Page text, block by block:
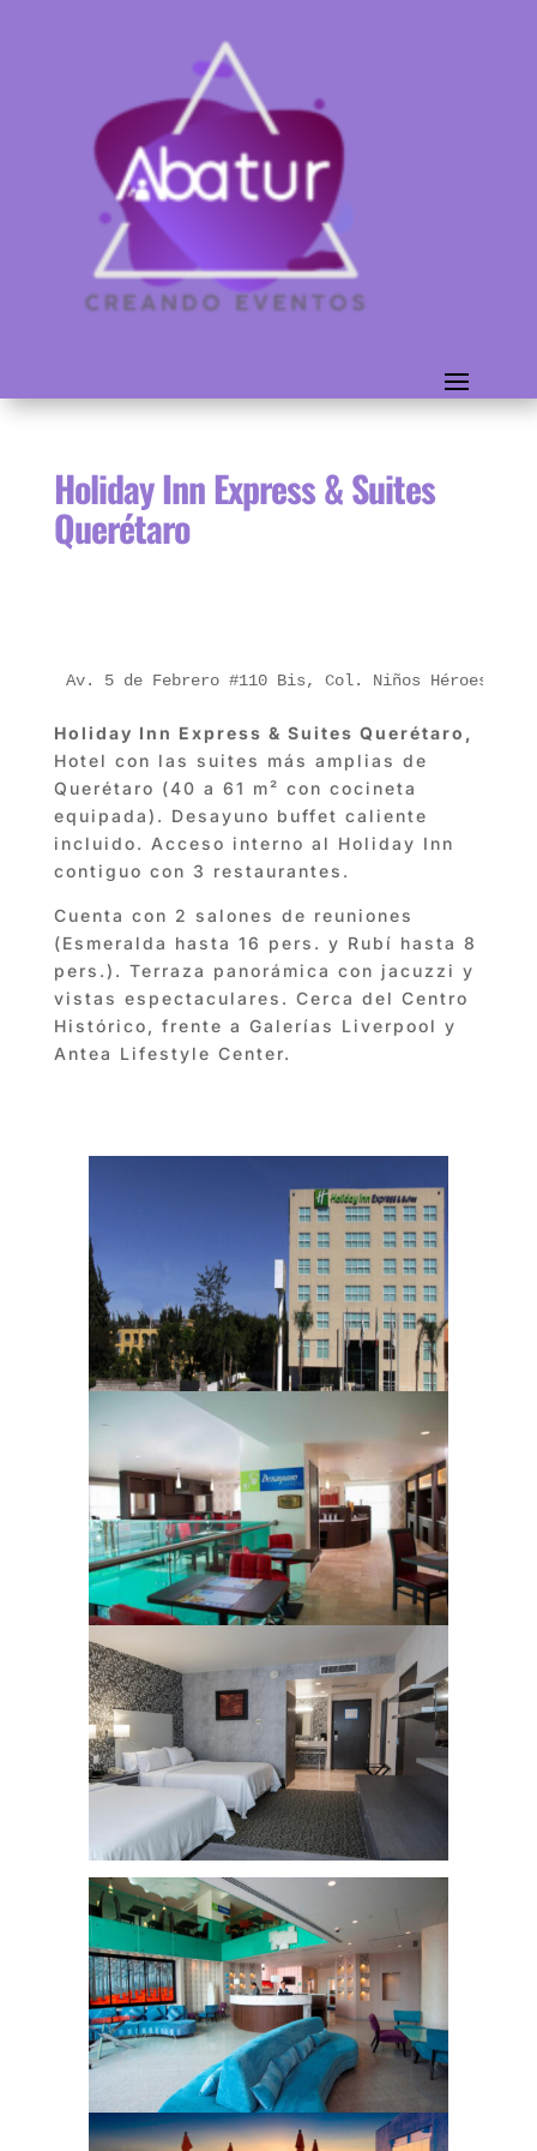
Holiday Inn Express & Suites
Querétaro
Av. 5 de Febrero #110 Bis, Col. Niños Héroes,
Holiday Inn Express & Suites Querétaro,
Hotel con las suites más amplias de
Querétaro (40 a 61 m² con cocineta
equipada). Desayuno buffet caliente
incluido. Acceso interno al Holiday Inn
contiguo con 3 restaurantes.
Cuenta con 2 salones de reuniones
(Esmeralda hasta 16 pers. y Rubí hasta 8
pers.). Terraza panorámica con jacuzzi y
vistas espectaculares. Cerca del Centro
Histórico, frente a Galerías Liverpool y
Antea Lifestyle Center.